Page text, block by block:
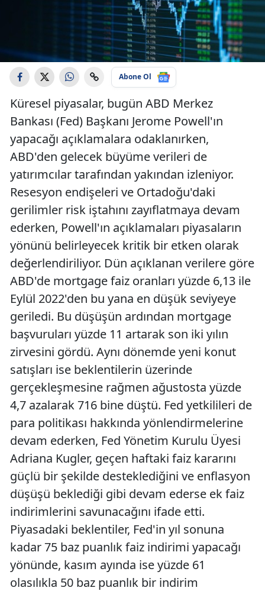
Abone Ol
Küresel piyasalar, bugün ABD Merkez
Bankası (Fed) Başkanı Jerome Powell'ın
yapacağı açıklamalara odaklanırken,
ABD'den gelecek büyüme verileri de
yatırımcılar tarafından yakından izleniyor.
Resesyon endişeleri ve Ortadoğu'daki
gerilimler risk iştahını zayıflatmaya devam
ederken, Powell'ın açıklamaları piyasaların
yönünü belirleyecek kritik bir etken olarak
değerlendiriliyor. Dün açıklanan verilere göre
ABD'de mortgage faiz oranları yüzde 6,13 ile
Eylül 2022'den bu yana en düşük seviyeye
geriledi. Bu düşüşün ardından mortgage
başvuruları yüzde 11 artarak son iki yılın
zirvesini gördü. Aynı dönemde yeni konut
satışları ise beklentilerin üzerinde
gerçekleşmesine rağmen ağustosta yüzde
4,7 azalarak 716 bine düştü. Fed yetkilileri de
para politikası hakkında yönlendirmelerine
devam ederken, Fed Yönetim Kurulu Üyesi
Adriana Kugler, geçen haftaki faiz kararını
güçlü bir şekilde desteklediğini ve enflasyon
düşüşü beklediği gibi devam ederse ek faiz
indirimlerini savunacağını ifade etti.
Piyasadaki beklentiler, Fed'in yıl sonuna
kadar 75 baz puanlık faiz indirimi yapacağı
yönünde, kasım ayında ise yüzde 61
olasılıkla 50 baz puanlık bir indirim